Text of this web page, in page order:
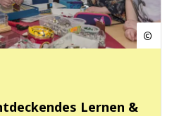
Lernen &